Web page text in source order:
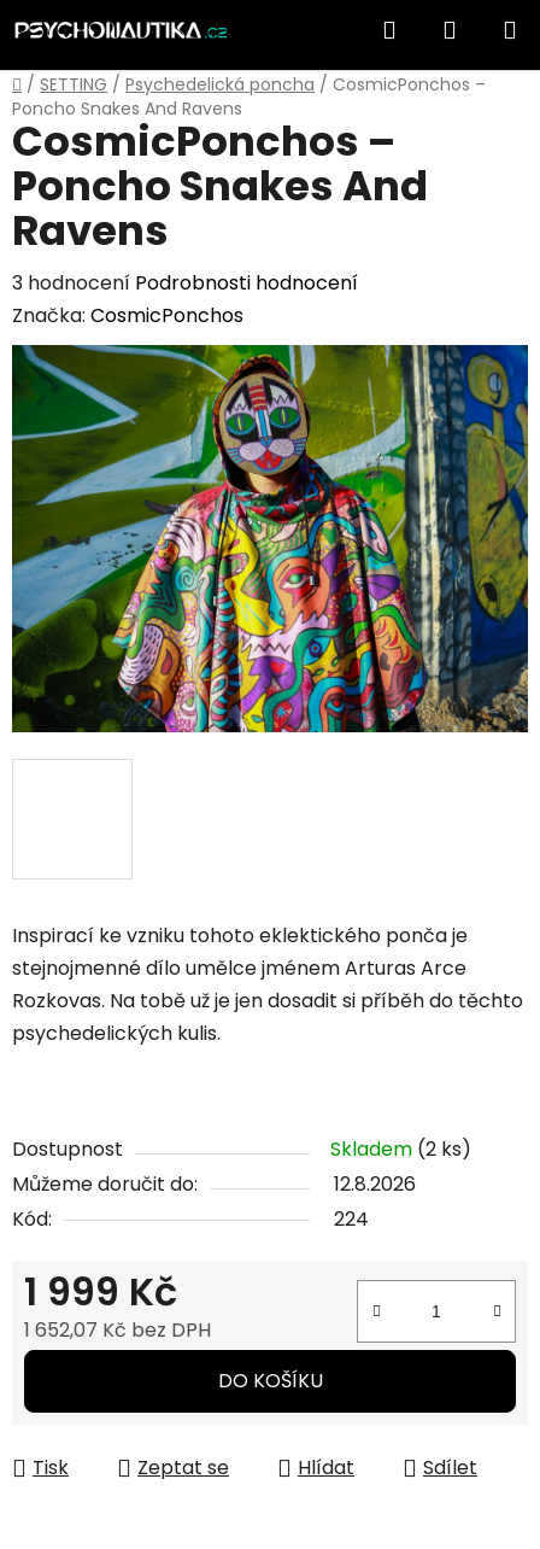
na
obsah
Hledat
KOŠÍK
Domů
/ SETTING / Psychedelická poncha / CosmicPonchos –
Poncho Snakes And Ravens
Inspirací ke vzniku tohoto eklektického ponča je
stejnojmenné dílo umělce jménem Arturas Arce
Rozkovas. Na tobě už je jen dosadit si příběh do těchto
psychedelických kulis.
Dostupnost Skladem (2 ks)
Můžeme doručit do:
12.8.2026
Kód:
224
1 999 Kč
1 652,07 Kč bez DPH
Měrná cena:
DO KOŠÍKU
Tisk Zeptat se Hlídat Sdílet
CosmicPonchos –
Poncho Snakes And
Ravens
Průměrné
hodnocení
produktu
je
z
hvězdiček.
3 hodnocení Podrobnosti hodnocení
Značka: CosmicPonchos